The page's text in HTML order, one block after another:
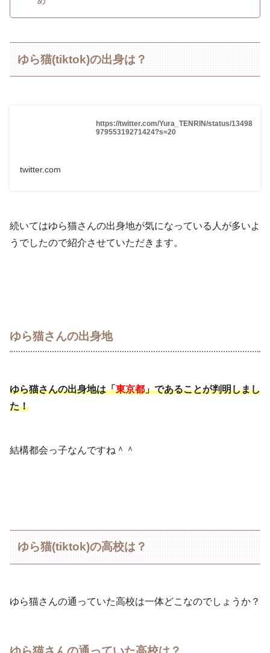
ゆら猫(tiktok)の出身は？
https://twitter.com/Yura_TENRIN/status/13498
97955319271424?s=20
twitter.com
続いてはゆら猫さんの出身地が気になっている人が多いよ
うでしたので紹介させていただきます。
ゆら猫さんの出身地
ゆら猫さんの出身地は「東京都」であることが判明しまし
た！
結構都会っ子なんですね＾＾
ゆら猫(tiktok)の高校は？
ゆら猫さんの通っていた高校は一体どこなのでしょうか？